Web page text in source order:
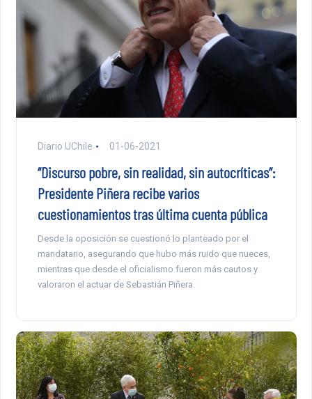
Diario UChile 01-06-2021
“Discurso pobre, sin realidad, sin autocríticas”:
Presidente Piñera recibe varios
cuestionamientos tras última cuenta pública
Desde la oposición se cuestionó lo planteado por el
mandatario, asegurando que hubo más ruido que nueces,
mientras que desde el oficialismo fueron más cautos y
valoraron el actuar de Sebastián Piñera.